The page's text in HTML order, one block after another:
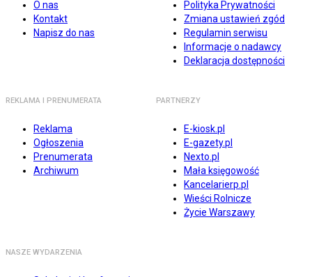
O nas
Kontakt
Napisz do nas
Polityka Prywatności
Zmiana ustawień zgód
Regulamin serwisu
Informacje o nadawcy
Deklaracja dostępności
REKLAMA I PRENUMERATA
Reklama
Ogłoszenia
Prenumerata
Archiwum
PARTNERZY
E-kiosk.pl
E-gazety.pl
Nexto.pl
Mała księgowość
Kancelarierp.pl
Wieści Rolnicze
Życie Warszawy
NASZE WYDARZENIA